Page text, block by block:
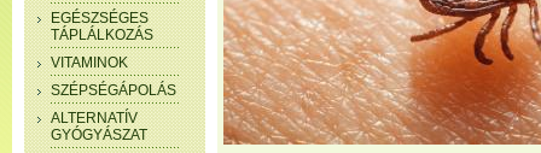
EGÉSZSÉGES
TÁPLÁLKOZÁS
VITAMINOK
SZÉPSÉGÁPOLÁS
ALTERNATÍV
GYÓGYÁSZAT